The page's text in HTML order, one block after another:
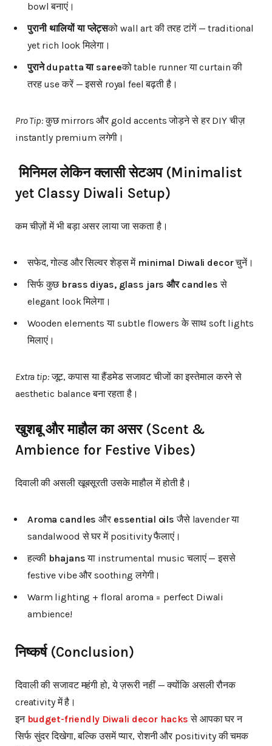
bowl बनाएं।
पुरानी थालियों या प्लेट्सको wall art की तरह टांगें — traditional
yet rich look मिलेगा।
पुरानेdupattaयाsareeको table runner या curtain की
तरह use करें — इससे royal feel बढ़ती है।
Pro Tip:कुछ mirrors और gold accents जोड़ने से हर DIY चीज़
instantly premium लगेगी।
मिनिमल लेकिन क्लासी सेटअप(Minimalist
yet Classy Diwali Setup)
कम चीज़ों में भी बड़ा असर लाया जा सकता है।
सफेद, गोल्ड और सिल्वर शेड्स में minimal Diwali decorचुनें।
सिर्फ कुछ brass diyas, glass jarsऔरcandles से
elegant look मिलेगा।
Wooden elements या subtle flowers के साथ soft lights
मिलाएं।
Extra tip:जूट, कपास या हैंडमेड सजावट चीजों का इस्तेमाल करने से
aesthetic balance बना रहता है।
खुशबू और माहौल का असर(Scent &
Ambience for Festive Vibes)
दिवाली की असली खूबसूरती उसके माहौल में होती है।
Aroma candles और essential oils जैसे lavender या
sandalwood से घर में positivity फैलाएं।
हल्की bhajansया instrumental music चलाएं — इससे
festive vibe और soothing लगेगी।
Warm lighting + floral aroma = perfect Diwali
ambience!
निष्कर्ष(Conclusion)
दिवाली की सजावट महंगी हो, ये ज़रूरी नहीं — क्योंकि असली रौनक
creativity में है।
इन budget-friendly Diwali decor hacks से आपका घर न
सिर्फ सुंदर दिखेगा, बल्कि उसमें प्यार, रोशनी और positivity की चमक